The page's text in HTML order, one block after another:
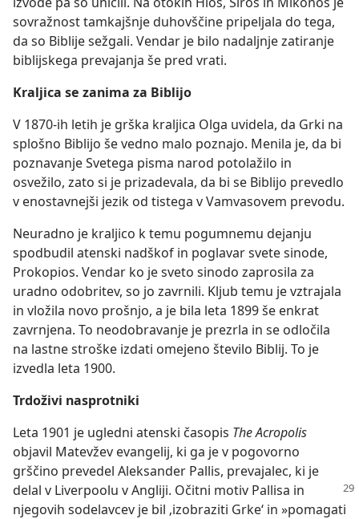
sovražnost tamkajšnje duhovščine pripeljala do tega,
da so Biblije sežgali. Vendar je bilo nadaljnje zatiranje
biblijskega prevajanja še pred vrati.
Kraljica se zanima za Biblijo
V 1870-ih letih je grška kraljica Olga uvidela, da Grki na
splošno Biblijo še vedno malo poznajo. Menila je, da bi
poznavanje Svetega pisma narod potolažilo in
osvežilo, zato si je prizadevala, da bi se Biblijo prevedlo
v enostavnejši jezik od tistega v Vamvasovem prevodu.
Neuradno je kraljico k temu pogumnemu dejanju
spodbudil atenski nadškof in poglavar svete sinode,
Prokopios. Vendar ko je sveto sinodo zaprosila za
uradno odobritev, so jo zavrnili. Kljub temu je vztrajala
in vložila novo prošnjo, a je bila leta 1899 še enkrat
zavrnjena. To neodobravanje je prezrla in se odločila
na lastne stroške izdati omejeno število Biblij. To je
izvedla leta 1900.
Trdoživi nasprotniki
Leta 1901 je ugledni atenski časopis The Acropolis
objavil Matevžev evangelij, ki ga je v pogovorno
grščino prevedel Aleksander Pallis, prevajalec, ki je
delal v Liverpoolu vAngliji. Očitni motiv Pallisa in
njegovih sodelavcev je bil ‚izobraziti Grke‘ in »pomagati